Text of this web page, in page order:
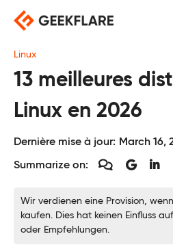
Skip
content
Linux
13 meilleures
Linux en 2026
Dernière mise à jour: March 16,
Summarize on:
Wir verdienen eine Provision,
kaufen. Dies hat keinen Einfluss
oder Empfehlungen.